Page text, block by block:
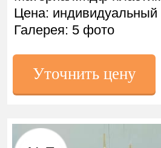
Уточнить цену
Цена: индивидуальный
Галерея: 5 фото